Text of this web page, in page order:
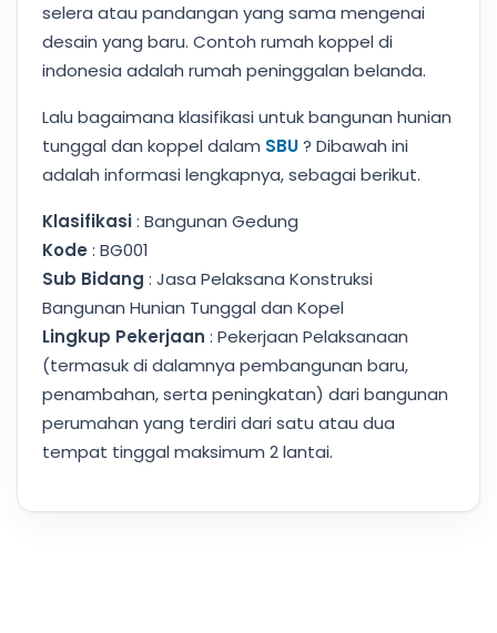
selera atau pandangan yang sama mengenai
desain yang baru. Contoh rumah koppel di
indonesia adalah rumah peninggalan belanda.
Lalu bagaimana klasifikasi untuk bangunan hunian
tunggal dan koppel dalam SBU? Dibawah ini
adalah informasi lengkapnya, sebagai berikut.
Klasifikasi: Bangunan Gedung
Kode : BG001
Sub Bidang : Jasa Pelaksana Konstruksi
Bangunan Hunian Tunggal dan Kopel
Lingkup Pekerjaan : Pekerjaan Pelaksanaan
(termasuk di dalamnya pembangunan baru,
penambahan, serta peningkatan) dari bangunan
perumahan yang terdiri dari satu atau dua
tempat tinggal maksimum 2 lantai.